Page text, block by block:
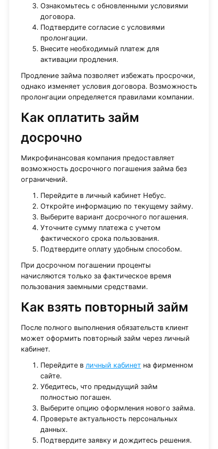
Ознакомьтесь с обновленными условиями
договора.
Подтвердите согласие с условиями
пролонгации.
Внесите необходимый платеж для
активации продления.
Продление займа позволяет избежать просрочки,
однако изменяет условия договора. Возможность
пролонгации определяется правилами компании.
Как оплатить займ
досрочно
Микрофинансовая компания предоставляет
возможность досрочного погашения займа без
ограничений.
Перейдите в личный кабинет Небус.
Откройте информацию по текущему займу.
Выберите вариант досрочного погашения.
Уточните сумму платежа с учетом
фактического срока пользования.
Подтвердите оплату удобным способом.
При досрочном погашении проценты
начисляются только за фактическое время
пользования заемными средствами.
Как взять повторный займ
После полного выполнения обязательств клиент
может оформить повторный займ через личный
кабинет.
Перейдите в личный кабинет на фирменном
сайте.
Убедитесь, что предыдущий займ
полностью погашен.
Выберите опцию оформления нового займа.
Проверьте актуальность персональных
данных.
Подтвердите заявку и дождитесь решения.